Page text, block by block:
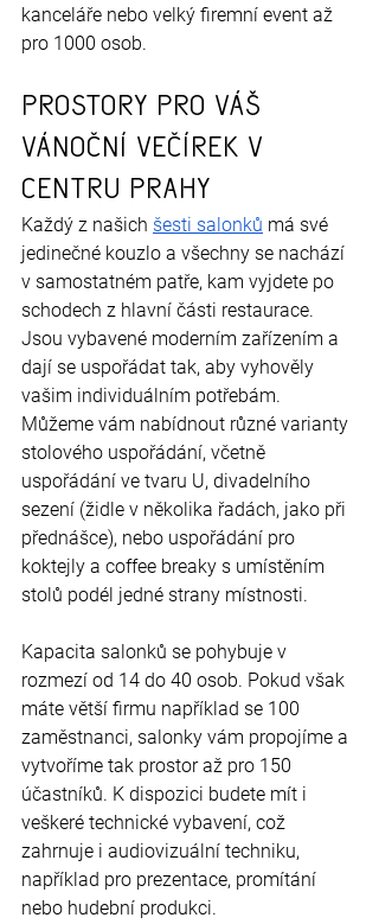
kanceláře nebo velký firemní event až
pro 1000 osob.
Prostory pro váš
vánoční večírek v
centru Prahy
Každý z našich šesti salonků má své
jedinečné kouzlo a všechny se nachází
v samostatném patře, kam vyjdete po
schodech z hlavní části restaurace.
Jsou vybavené moderním zařízením a
dají se uspořádat tak, aby vyhověly
vašim individuálním potřebám.
Můžeme vám nabídnout různé varianty
stolového uspořádání, včetně
uspořádání ve tvaru U, divadelního
sezení (židle v několika řadách, jako při
přednášce), nebo uspořádání pro
koktejly a coffee breaky s umístěním
stolů podél jedné strany místnosti.
Kapacita salonků se pohybuje v
rozmezí od 14 do 40 osob. Pokud však
máte větší firmu například se 100
zaměstnanci, salonky vám propojíme a
vytvoříme tak prostor až pro 150
účastníků. K dispozici budete mít i
veškeré technické vybavení, což
zahrnuje i audiovizuální techniku,
například pro prezentace, promítání
nebo hudební produkci.